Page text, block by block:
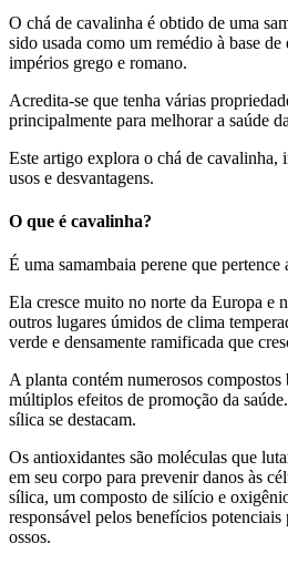
O chá de cavalinha é obtido de uma
sido usada como um remédio à base de
impérios grego e romano.
Acredita-se que tenha várias
principalmente para melhorar a saúde
Este artigo explora o chá de cavalinha,
usos e desvantagens.
O que é cavalinha?
É uma samambaia perene que pertence
Ela cresce muito no norte da Europa e
outros lugares úmidos de clima
verde e densamente ramificada que
A planta contém numerosos
múltiplos efeitos de promoção da
sílica se destacam.
Os antioxidantes são moléculas que
em seu corpo para prevenir danos às
sílica, um composto de silício e
responsável pelos benefícios potenciais
ossos.